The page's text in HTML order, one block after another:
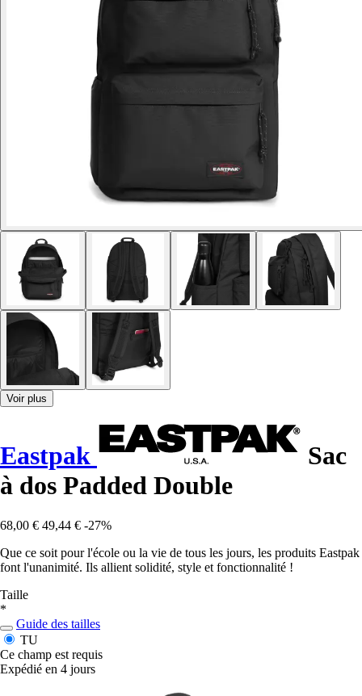
Voir plus
Eastpak
Sac
à dos Padded Double
68,00 € 49,44 € -27%
Que ce soit pour l'école ou la vie de tous les jours, les produits Eastpak
font l'unanimité. Ils allient solidité, style et fonctionnalité !
Taille
*
Guide des tailles
TU
Ce champ est requis
Expédié en 4 jours